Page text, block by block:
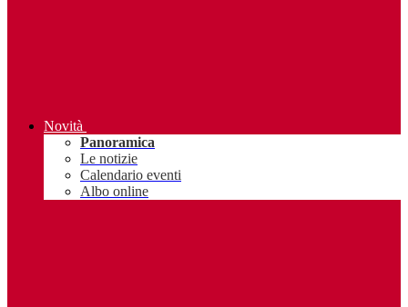
Novità
Panoramica
Le notizie
Calendario eventi
Albo online